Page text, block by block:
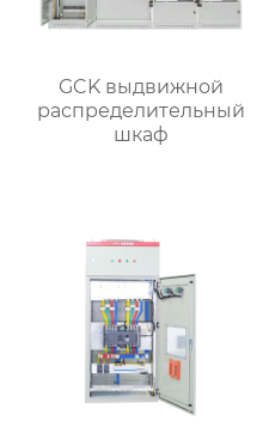
GCK выдвижной
распределительный
шкаф